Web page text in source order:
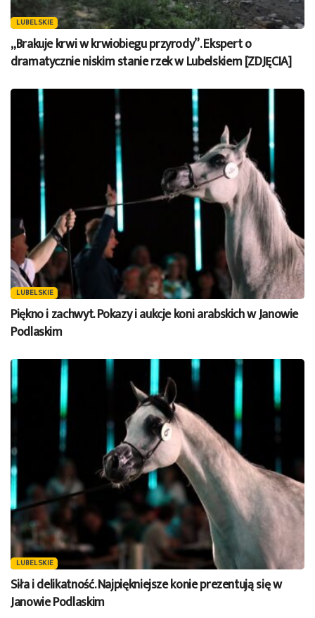
LUBELSKIE
„Brakuje krwi w krwiobiegu przyrody”. Ekspert o
dramatycznie niskim stanie rzek w Lubelskiem [ZDJĘCIA]
LUBELSKIE
Piękno i zachwyt. Pokazy i aukcje koni arabskich w Janowie
Podlaskim
LUBELSKIE
Siła i delikatność. Najpiękniejsze konie prezentują się w
Janowie Podlaskim